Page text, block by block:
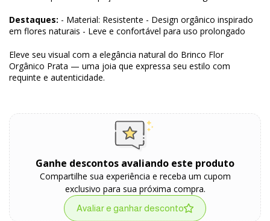
Destaques: - Material: Resistente - Design orgânico inspirado
em flores naturais - Leve e confortável para uso prolongado
Eleve seu visual com a elegância natural do Brinco Flor
Orgânico Prata — uma joia que expressa seu estilo com
requinte e autenticidade.
Ganhe descontos avaliando este produto
Compartilhe sua experiência e receba um cupom
exclusivo para sua próxima compra.
Avaliar e ganhar desconto